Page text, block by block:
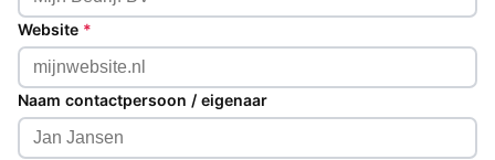
Website *
Naam contactpersoon / eigenaar